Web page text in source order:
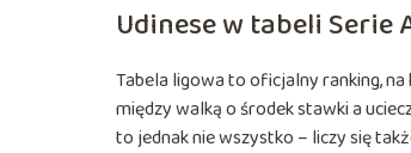
Udinese w tabeli Serie
Tabela ligowa to oficjalny ranking,
między walką o środek stawki a
to jednak nie wszystko – liczy się